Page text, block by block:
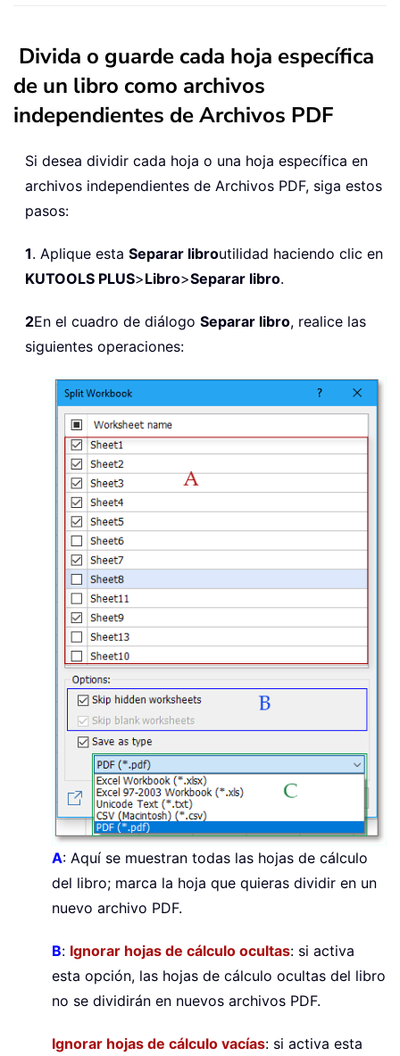
Divida o guarde cada hoja específica
de un libro como archivos
independientes de Archivos PDF
Si desea dividir cada hoja o una hoja específica en
archivos independientes de Archivos PDF, siga estos
pasos:
1. Aplique esta Separar libroutilidad haciendo clic en
KUTOOLS PLUS>Libro>Separar libro.
2En el cuadro de diálogo Separar libro, realice las
siguientes operaciones:
A: Aquí se muestran todas las hojas de cálculo
del libro; marca la hoja que quieras dividir en un
nuevo archivo PDF.
B: Ignorar hojas de cálculo ocultas: si activa
esta opción, las hojas de cálculo ocultas del libro
no se dividirán en nuevos archivos PDF.
Ignorar hojas de cálculo vacías: si activa esta